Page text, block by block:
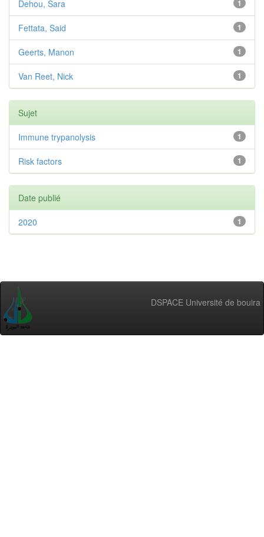
1
Dehou, Sara
1
Fettata, Said
1
Geerts, Manon
1
Van Reet, Nick
Sujet
1
Immune trypanolysis
1
Risk factors
Date publié
1
2020
DSPACE Université de bouira